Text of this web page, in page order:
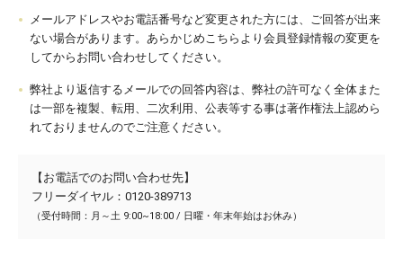
メールアドレスやお電話番号など変更された方には、ご回答が出来
ない場合があります。あらかじめこちらより会員登録情報の変更を
してからお問い合わせしてください。
弊社より返信するメールでの回答内容は、弊社の許可なく全体また
は一部を複製、転用、二次利用、公表等する事は著作権法上認めら
れておりませんのでご注意ください。
【お電話でのお問い合わせ先】
フリーダイヤル：0120-389713
（受付時間：月～土 9:00~18:00 / 日曜・年末年始はお休み）